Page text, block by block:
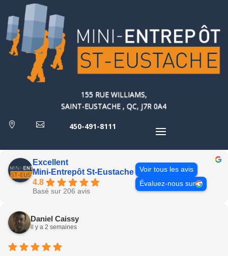
155 RUE WILLIAMS,
SAINT-EUSTACHE , QC, J7R 0A4
  450-491-8111
Excellent
Mini-Entrepôt St-Eustache
4.8
Basé sur 206 avis
Voir tous les avis
Évaluez-nous sur
Daniel Caissy
il y a 2 semaines